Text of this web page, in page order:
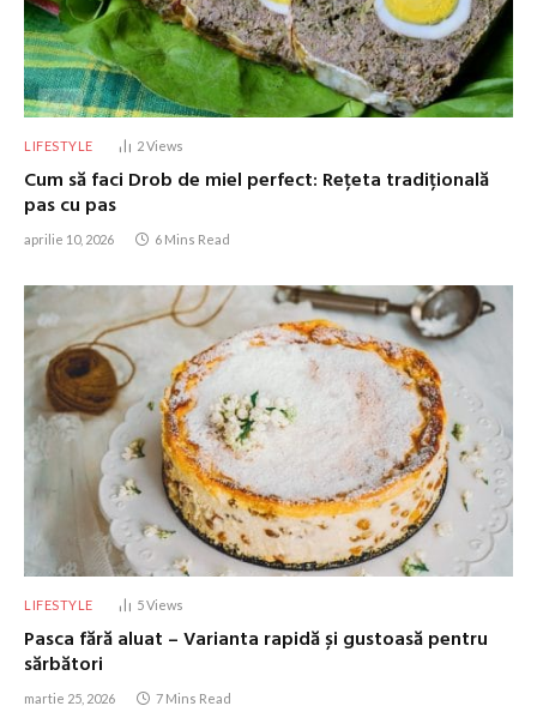
LIFESTYLE 2Views
Cum să faci Drob de miel perfect: Rețeta tradițională
pas cu pas
aprilie 10, 2026 6 Mins Read
LIFESTYLE 5Views
Pasca fără aluat – Varianta rapidă și gustoasă pentru
sărbători
martie 25, 2026 7 Mins Read